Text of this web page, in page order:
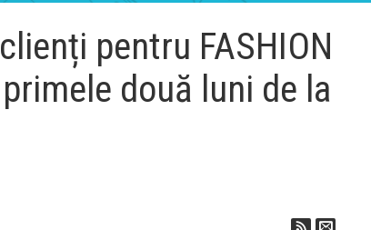
pentru FASHION
două luni de la